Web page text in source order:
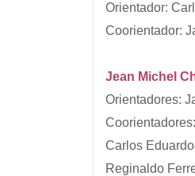
Orientador:
Coorientador:
Jean Michel
Orientadores:
Carlos
Reginaldo